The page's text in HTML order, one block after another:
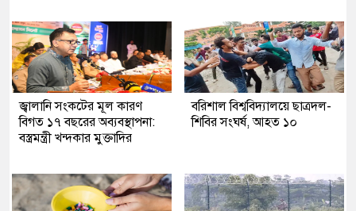
জ্বালানি সংকটের মূল কারণ
বিগত ১৭ বছরের অব্যবস্থাপনা:
বস্ত্রমন্ত্রী খন্দকার মুক্তাদির
বরিশাল বিশ্ববিদ্যালয়ে ছাত্রদল-
শিবির সংঘর্ষ, আহত ১০